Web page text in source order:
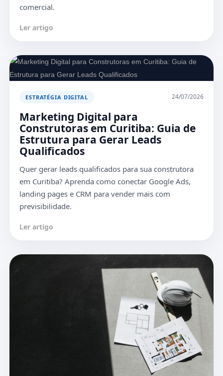
comercial.
Ler artigo
ESTRATÉGIA DIGITAL 24/07/2026
Marketing Digital para
Construtoras em Curitiba: Guia de
Estrutura para Gerar Leads
Qualificados
Quer gerar leads qualificados para sua construtora
em Curitiba? Aprenda como conectar Google Ads,
landing pages e CRM para vender mais com
previsibilidade.
Ler artigo